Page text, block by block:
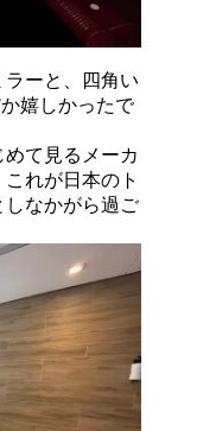
ーと、四角い
嬉しかったで
て見るメーカ
れが日本のト
なかがら過ご